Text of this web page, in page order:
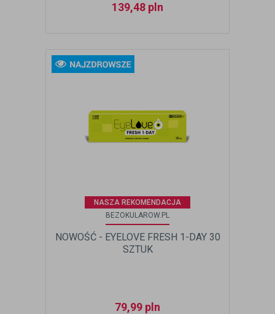
139,48 pln
NASZA REKOMENDACJA
BEZOKULAROW.PL
NOWOŚĆ - EYELOVE FRESH 1-DAY 30
SZTUK
79,99 pln